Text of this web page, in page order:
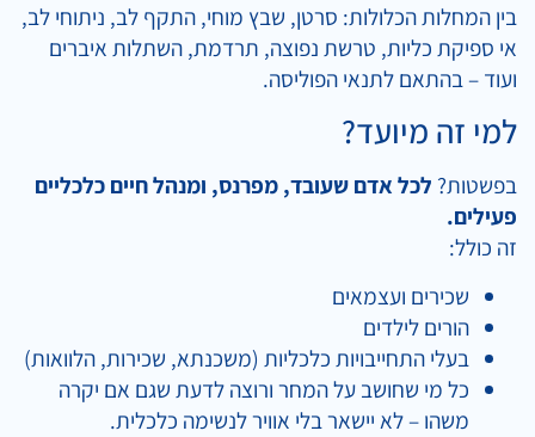
בין המחלות הכלולות: סרטן, שבץ מוחי, התקף לב, ניתוחי לב,
אי ספיקת כליות, טרשת נפוצה, תרדמת, השתלות איברים
ועוד – בהתאם לתנאי הפוליסה.
למי זה מיועד?
בפשטות? לכל אדם שעובד, מפרנס, ומנהל חיים כלכליים
פעילים.
זה כולל:
שכירים ועצמאים
הורים לילדים
בעלי התחייבויות כלכליות (משכנתא, שכירות, הלוואות)
כל מי שחושב על המחר ורוצה לדעת שגם אם יקרה
משהו – לא יישאר בלי אוויר לנשימה כלכלית.